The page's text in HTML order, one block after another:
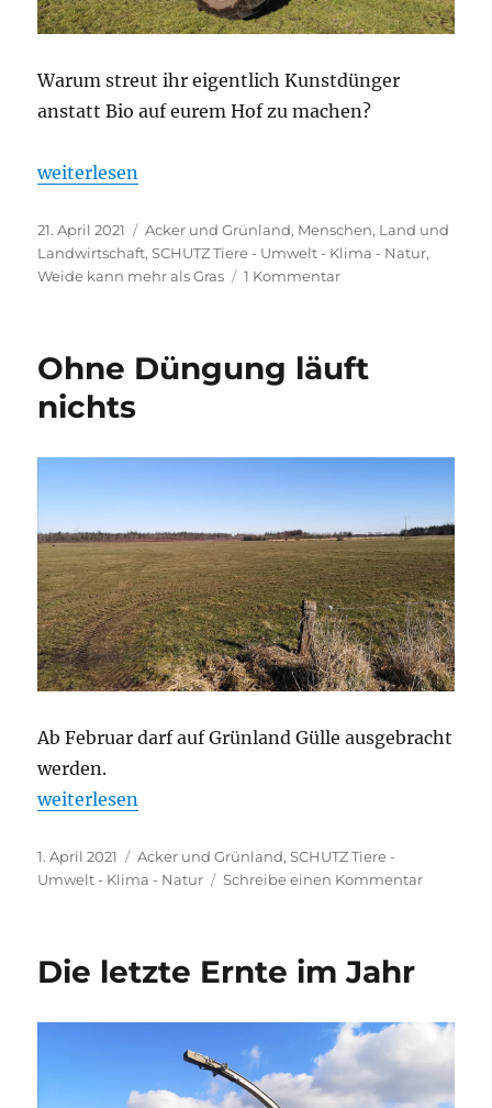
Warum streut ihr eigentlich Kunstdünger
anstatt Bio auf eurem Hof zu machen?
„Warum unsere Zimmerdecken so niedrig sind“
weiterlesen
Veröffentlicht
am
21. April 2021 Kategorien
Acker und Grünland, Menschen, Land und
Landwirtschaft,SCHUTZ Tiere - Umwelt - Klima - Natur,
Weide kann mehr als Gras
1 Kommentarzu
so
Ohne Düngung läuft
nichts
Ab Februar darf auf Grünland Gülle ausgebracht
werden.
„Ohne Düngung läuft nichts“
weiterlesen
Veröffentlicht
am
1. April 2021 Kategorien
Acker und Grünland,SCHUTZ Tiere -
Umwelt - Klima - Natur
Schreibe einen Kommentarzu
Die letzte Ernte im Jahr